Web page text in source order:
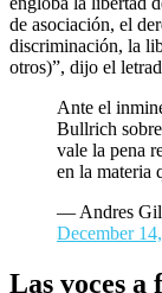
de asociación, el
discriminación, la
otros)”, dijo el
Ante el
Bullrich
vale la pena
en la materia
— Andres Gil
December
Las voces